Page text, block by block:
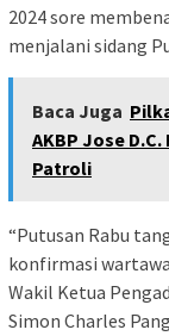
2024 sore
menjalani sidang
Baca Juga
AKBP Jose
Patroli
“Putusan Rabu
konfirmasi
Wakil Ketua
Simon Charles